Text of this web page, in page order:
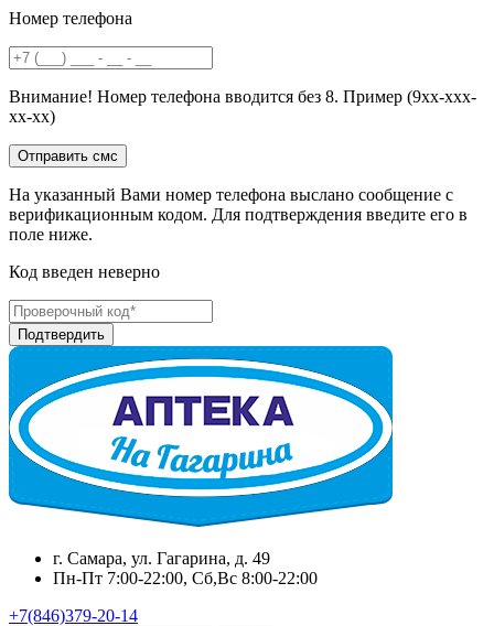
Номер телефона
Внимание! Номер телефона вводится без 8. Пример (9хх-ххх-
хх-хх)
На указанный Вами номер телефона выслано сообщение с
верификационным кодом. Для подтверждения введите его в
поле ниже.
Код введен неверно
г. Самара, ул. Гагарина, д. 49
Пн-Пт 7:00-22:00, Сб,Вс 8:00-22:00
+7(846)379-20-14